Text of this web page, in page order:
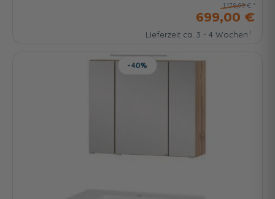
1.179,99 €
699,00 €
Lieferzeit ca. 3 - 4 Wochen
-40%